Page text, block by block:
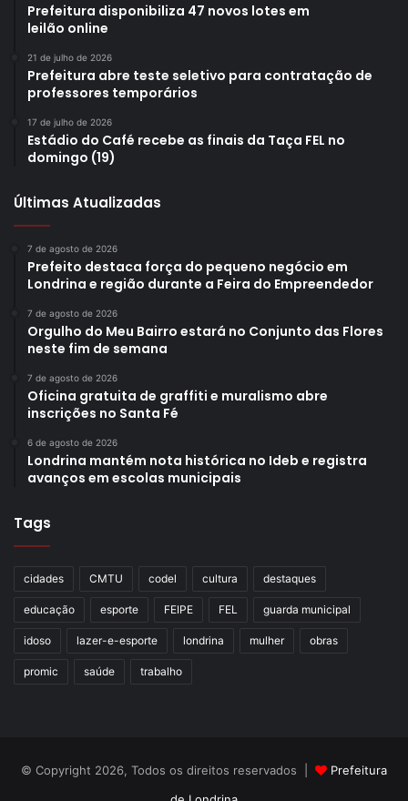
Prefeitura disponibiliza 47 novos lotes em
leilão online
21 de julho de 2026
Prefeitura abre teste seletivo para contratação de
professores temporários
17 de julho de 2026
Estádio do Café recebe as finais da Taça FEL no
domingo (19)
Últimas Atualizadas
7 de agosto de 2026
Prefeito destaca força do pequeno negócio em
Londrina e região durante a Feira do Empreendedor
7 de agosto de 2026
Orgulho do Meu Bairro estará no Conjunto das Flores
neste fim de semana
7 de agosto de 2026
Oficina gratuita de graffiti e muralismo abre
inscrições no Santa Fé
6 de agosto de 2026
Londrina mantém nota histórica no Ideb e registra
avanços em escolas municipais
Tags
cidades CMTU codel cultura destaques
educação esporte FEIPE FEL guarda municipal
idoso lazer-e-esporte londrina mulher obras
promic saúde trabalho
© Copyright 2026, Todos os direitos reservados |
Prefeitura